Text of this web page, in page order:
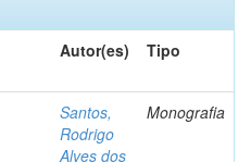
Autor(es) Tipo
Santos,
Rodrigo
Alves dos
Monografia